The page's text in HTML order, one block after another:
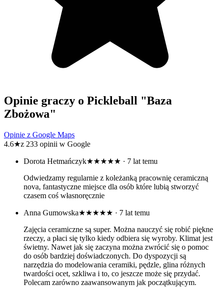
Opinie graczy o Pickleball "Baza
Zbożowa"
Opinie z Google Maps
4.6★z 233 opinii w Google
Dorota Hetmańczyk★★★★★ · 7 lat temu
Odwiedzamy regularnie z koleżanką pracownię ceramiczną
nova, fantastyczne miejsce dla osób które lubią stworzyć
czasem coś własnoręcznie
Anna Gumowska★★★★★ · 7 lat temu
Zajęcia ceramiczne są super. Można nauczyć się robić piękne
rzeczy, a płaci się tylko kiedy odbiera się wyroby. Klimat jest
świetny. Nawet jak się zaczyna można zwrócić się o pomoc
do osób bardziej doświadczonych. Do dyspozycji są
narzędzia do modelowania ceramiki, pędzle, glina różnych
twardości ocet, szkliwa i to, co jeszcze może się przydać.
Polecam zarówno zaawansowanym jak początkującym.